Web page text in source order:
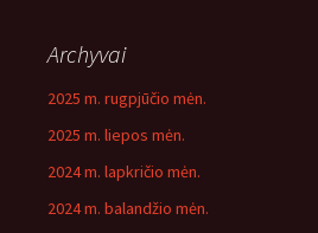
Archyvai
2025 m. rugpjūčio mėn.
2025 m. liepos mėn.
2024 m. lapkričio mėn.
2024 m. balandžio mėn.